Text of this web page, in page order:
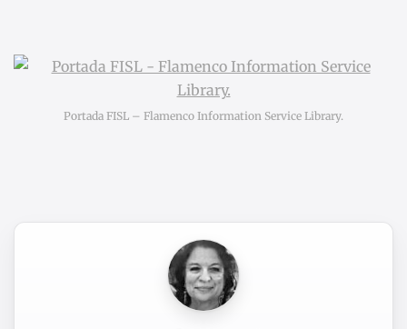
Portada FISL – Flamenco Information Service Library.